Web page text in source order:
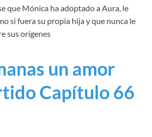
que Mónica ha adoptado a Aura, le
si fuera su propia hija y que nunca le
sus orígenes
un amor
Capítulo 66